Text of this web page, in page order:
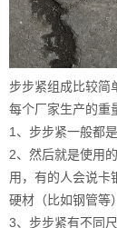
步步紧组成比较简
每个厂家生产的重
1、步步紧一般都
2、然后就是使用
用，有的人会说卡
硬材（比如钢管等
3、步步紧有不同